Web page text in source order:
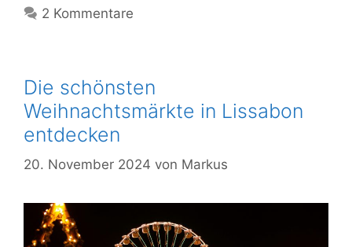
2 Kommentare
Die schönsten
Weihnachtsmärkte in Lissabon
entdecken
20. November 2024 von Markus